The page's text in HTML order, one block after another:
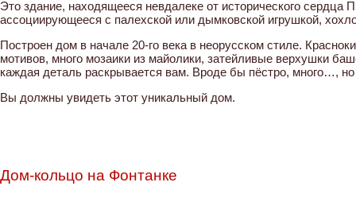
Это здание, находящееся невдалеке от исторического сердца
ассоциирующееся с палехской или дымковской игрушкой,
Построен дом в начале 20-го века в неорусском стиле.
мотивов, много мозаики из майолики, затейливые верхушки
каждая деталь раскрывается вам. Вроде бы пёстро, много…,
Вы должны увидеть этот уникальный дом.
Дом-кольцо на Фонтанке